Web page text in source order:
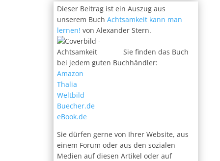
Dieser Beitrag ist ein Auszug aus
unserem BuchAchtsamkeit kann man
lernen! von Alexander Stern.
Sie finden das Buch
bei jedem guten Buchhändler:
Amazon
Thalia
Weltbild
Buecher.de
eBook.de
Sie dürfen gerne von Ihrer Website, aus
einem Forum oder aus den sozialen
Medien auf diesen Artikel oder auf